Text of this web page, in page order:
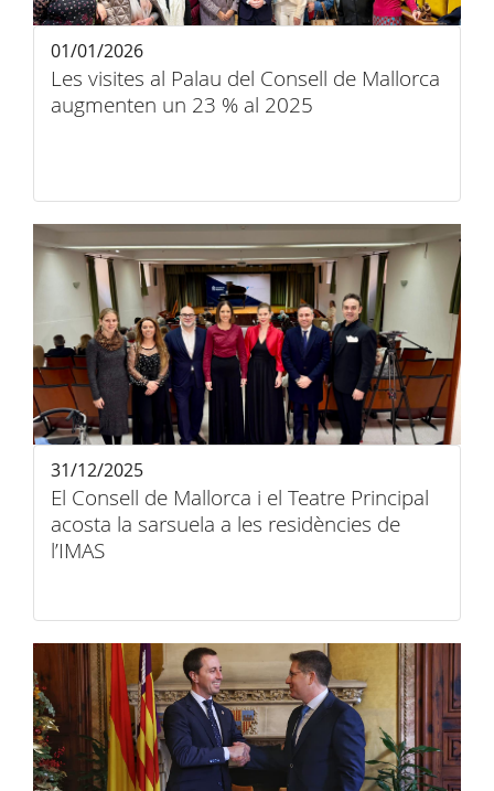
Les visites al Palau del Consell de Mallorca
augmenten un 23 % al 2025
01/01/2026
El Consell de Mallorca i el Teatre Principal
acosta la sarsuela a les residències de
l’IMAS
31/12/2025